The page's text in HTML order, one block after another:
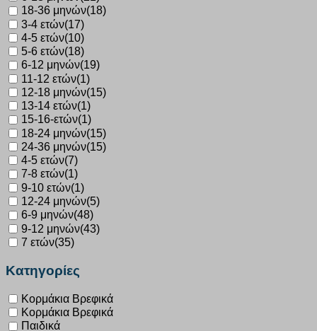
18-36 μηνών(18)
3-4 ετών(17)
4-5 ετών(10)
5-6 ετών(18)
6-12 μηνών(19)
11-12 ετών(1)
12-18 μηνών(15)
13-14 ετών(1)
15-16-ετών(1)
18-24 μηνών(15)
24-36 μηνών(15)
4-5 ετών(7)
7-8 ετών(1)
9-10 ετών(1)
12-24 μηνών(5)
6-9 μηνών(48)
9-12 μηνών(43)
7 ετών(35)
Κατηγορίες
Κορμάκια Βρεφικά
Κορμάκια Βρεφικά
Παιδικά